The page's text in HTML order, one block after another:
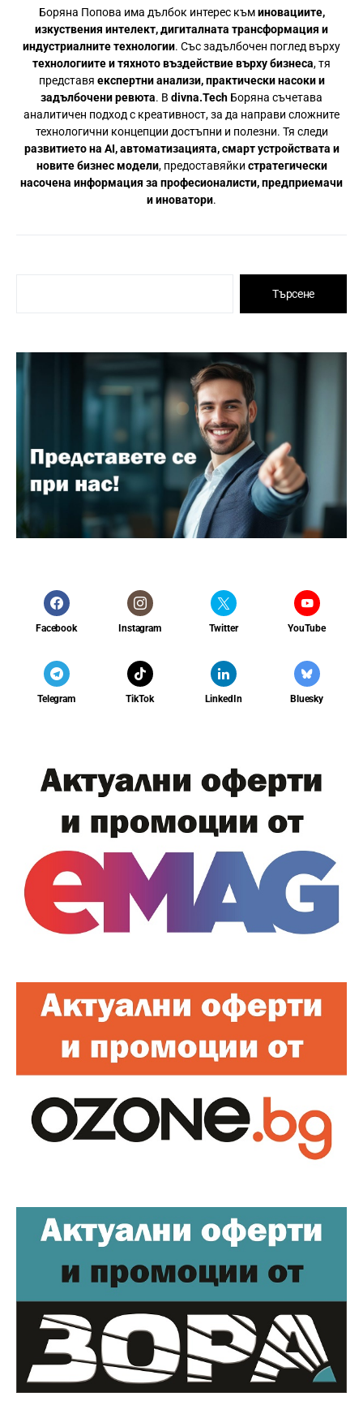
Боряна Попова има дълбок интерес къминовациите,
изкуствения интелект, дигиталната трансформация и
индустриалните технологии. Със задълбочен поглед върху
технологиите и тяхното въздействие върху бизнеса, тя
представя експертни анализи, практически насоки и
задълбочени ревюта. В divna.Tech Боряна съчетава
аналитичен подход с креативност, за да направи сложните
технологични концепции достъпни и полезни. Тя следи
развитието на AI, автоматизацията, смарт устройствата и
новите бизнес модели, предоставяйки стратегически
насочена информация за професионалисти, предприемачи
и иноватори.
Търсене
Facebook Instagram Twitter YouTube
Telegram TikTok LinkedIn Bluesky